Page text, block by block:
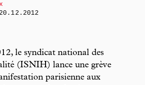
le syndicat national des
(ISNIH) lance une grève
parisienne aux
20.12.2012